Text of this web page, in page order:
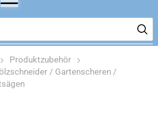
Produktzubehör
/ Gartenscheren /